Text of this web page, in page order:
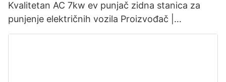
Kvalitetan AC 7kw ev punjač zidna stanica za
punjenje električnih vozila Proizvođač |
iFlowPower3